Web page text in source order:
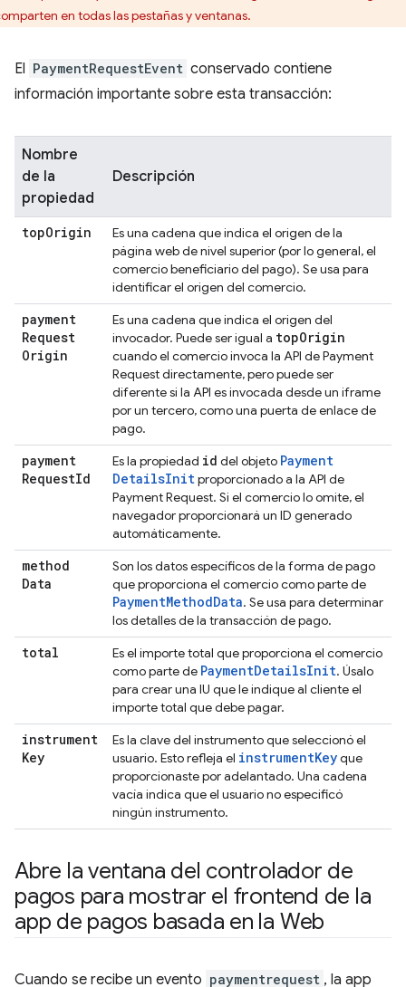
en todas las pestañas y ventanas.
El PaymentRequestEvent conservado contiene
información importante sobre esta transacción:
Nombre
de la
propiedad
Descripción
topOrigin
Es una cadena que indica el origen de la
página web de nivel superior (por lo general, el
comercio beneficiario del pago). Se usa para
identificar el origen del comercio.
payment
Request
Origin
Es una cadena que indica el origen del
invocador. Puede ser igual a topOrigin
cuando el comercio invoca la API de Payment
Request directamente, pero puede ser
diferente si la API es invocada desde un iframe
por un tercero, como una puerta de enlace de
pago.
payment
RequestId
Es la propiedad id del objeto Payment
DetailsInitproporcionado a la API de
Payment Request. Si el comercio lo omite, el
navegador proporcionará un ID generado
automáticamente.
method
Data
Son los datos específicos de la forma de pago
que proporciona el comercio como parte de
PaymentMethodData. Se usa para determinar
los detalles de la transacción de pago.
total
Es el importe total que proporciona el comercio
como parte de PaymentDetailsInit. Úsalo
para crear una IU que le indique al cliente el
importe total que debe pagar.
instrument
Key
Es la clave del instrumento que seleccionó el
usuario. Esto refleja el instrumentKeyque
proporcionaste por adelantado. Una cadena
vacía indica que el usuario no especificó
ningún instrumento.
Abre la ventana del controlador de
pagos para mostrar el frontend de la
app de pagos basada en la Web
Cuando se recibe un evento paymentrequest , la app